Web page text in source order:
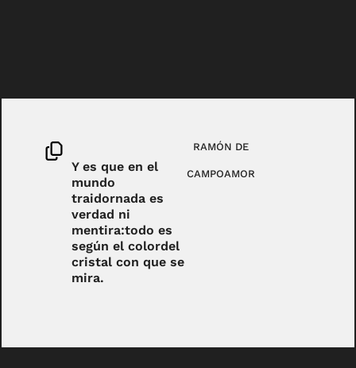
Y es que en el
mundo
traidornada es
verdad ni
mentira:todo es
según el colordel
cristal con que se
mira.
RAMÓN DE
CAMPOAMOR